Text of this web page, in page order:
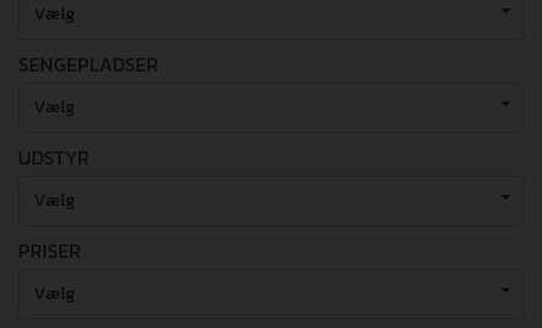
Vælg
SENGEPLADSER
Vælg
UDSTYR
Vælg
PRISER
Vælg